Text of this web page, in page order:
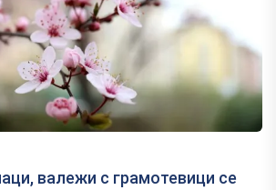
валежи с грамотевици се